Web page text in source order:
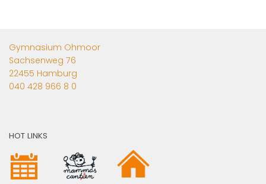
Gymnasium Ohmoor
Sachsenweg 76
22455 Hamburg
040 428 966 8 0
HOT LINKS